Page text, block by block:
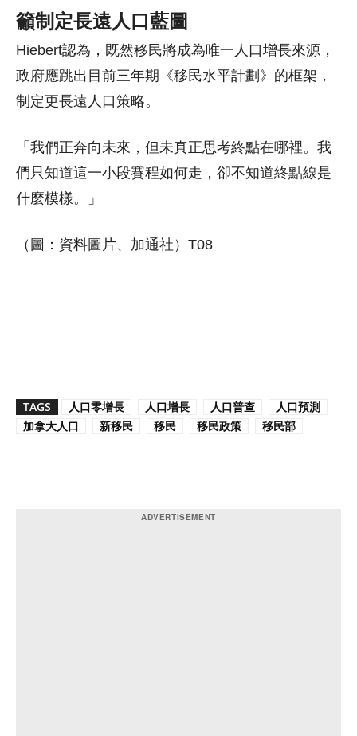
籲制定長遠人口藍圖
Hiebert認為，既然移民將成為唯一人口增長來源，
政府應跳出目前三年期《移民水平計劃》的框架，
制定更長遠人口策略。
「我們正奔向未來，但未真正思考終點在哪裡。我
們只知道這一小段賽程如何走，卻不知道終點線是
什麼模樣。」
（圖：資料圖片、加通社）T08
TAGS 人口零增長 人口增長 人口普查
人口預測
加拿大人口
新移民 移民 移民政策 移民部